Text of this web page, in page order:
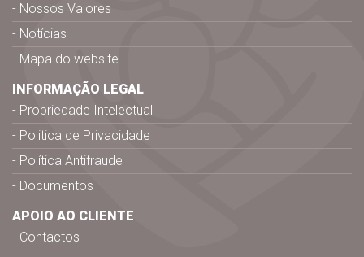
Nossos Valores
Notícias
Mapa do website
INFORMAÇÃO LEGAL
Propriedade Intelectual
Politica de Privacidade
Política Antifraude
Documentos
APOIO AO CLIENTE
Contactos